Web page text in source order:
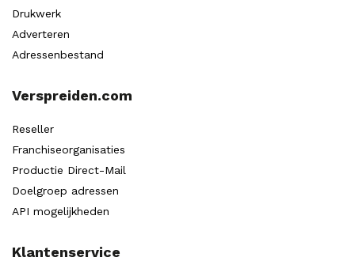
Drukwerk
Adverteren
Adressenbestand
Verspreiden.com
Reseller
Franchiseorganisaties
Productie Direct-Mail
Doelgroep adressen
API mogelijkheden
Klantenservice